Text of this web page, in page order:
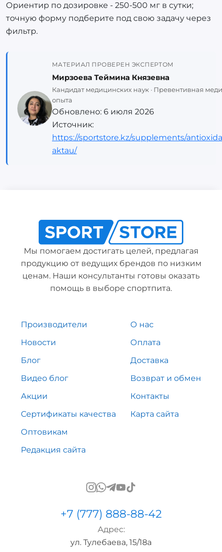
Ориентир по дозировке - 250-500 мг в сутки;
точную форму подберите под свою задачу через
фильтр.
МАТЕРИАЛ ПРОВЕРЕН ЭКСПЕРТОМ
Мирзоева Теймина Князевна
Кандидат медицинских наук · Превентивная
опыта
Обновлено: 6 июля 2026
Источник:
https://sportstore.kz/supplements/
aktau/
Мы помогаем достигать целей, предлагая
продукцию от ведущих брендов по низким
ценам. Наши консультанты готовы оказать
помощь в выборе спортпита.
Производители
Новости
Блог
Видео блог
Акции
Сертификаты качества
Оптовикам
Редакция сайта
О нас
Оплата
Доставка
Возврат и обмен
Контакты
Карта сайта
+7 (777) 888-88-42
Адрес:
ул. Тулебаева, 15/18а